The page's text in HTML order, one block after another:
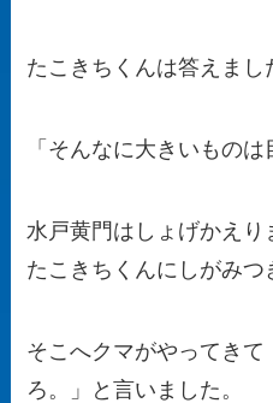
たこきちくんは答えまし
「そんなに大きいものは
水戸黄門はしょげかえり
たこきちくんにしがみつ
そこへクマがやってき
ろ。」と言いました。